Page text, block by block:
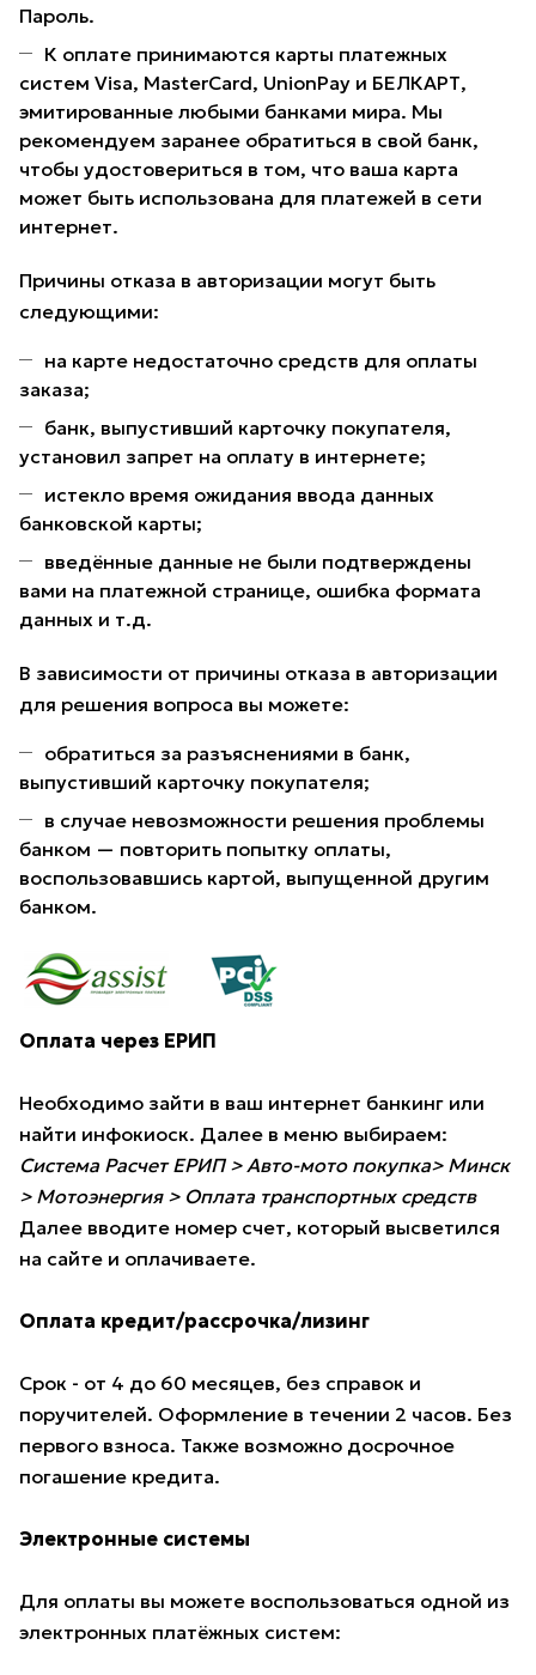
Пароль.
К оплате принимаются карты платежных
систем Visa, MasterCard, UnionPay и БЕЛКАРТ,
эмитированные любыми банками мира. Мы
рекомендуем заранее обратиться в свой банк,
чтобы удостовериться в том, что ваша карта
может быть использована для платежей в сети
интернет.
Причины отказа в авторизации могут быть
следующими:
на карте недостаточно средств для оплаты
заказа;
банк, выпустивший карточку покупателя,
установил запрет на оплату в интернете;
истекло время ожидания ввода данных
банковской карты;
введённые данные не были подтверждены
вами на платежной странице, ошибка формата
данных и т.д.
В зависимости от причины отказа в авторизации
для решения вопроса вы можете:
обратиться за разъяснениями в банк,
выпустивший карточку покупателя;
в случае невозможности решения проблемы
банком — повторить попытку оплаты,
воспользовавшись картой, выпущенной другим
банком.
Оплата через ЕРИП
Необходимо зайти в ваш интернет банкинг или
найти инфокиоск. Далее в меню выбираем:
Система Расчет ЕРИП > Авто-мото покупка> Минск
> Мотоэнергия > Оплата транспортных средств
Далее вводите номер счет, который высветился
на сайте и оплачиваете.
Оплата кредит/рассрочка/лизинг
Срок - от 4 до 60 месяцев, без справок и
поручителей. Оформление в течении 2 часов. Без
первого взноса. Также возможно досрочное
погашение кредита.
Электронные системы
Для оплаты вы можете воспользоваться одной из
электронных платёжных систем: